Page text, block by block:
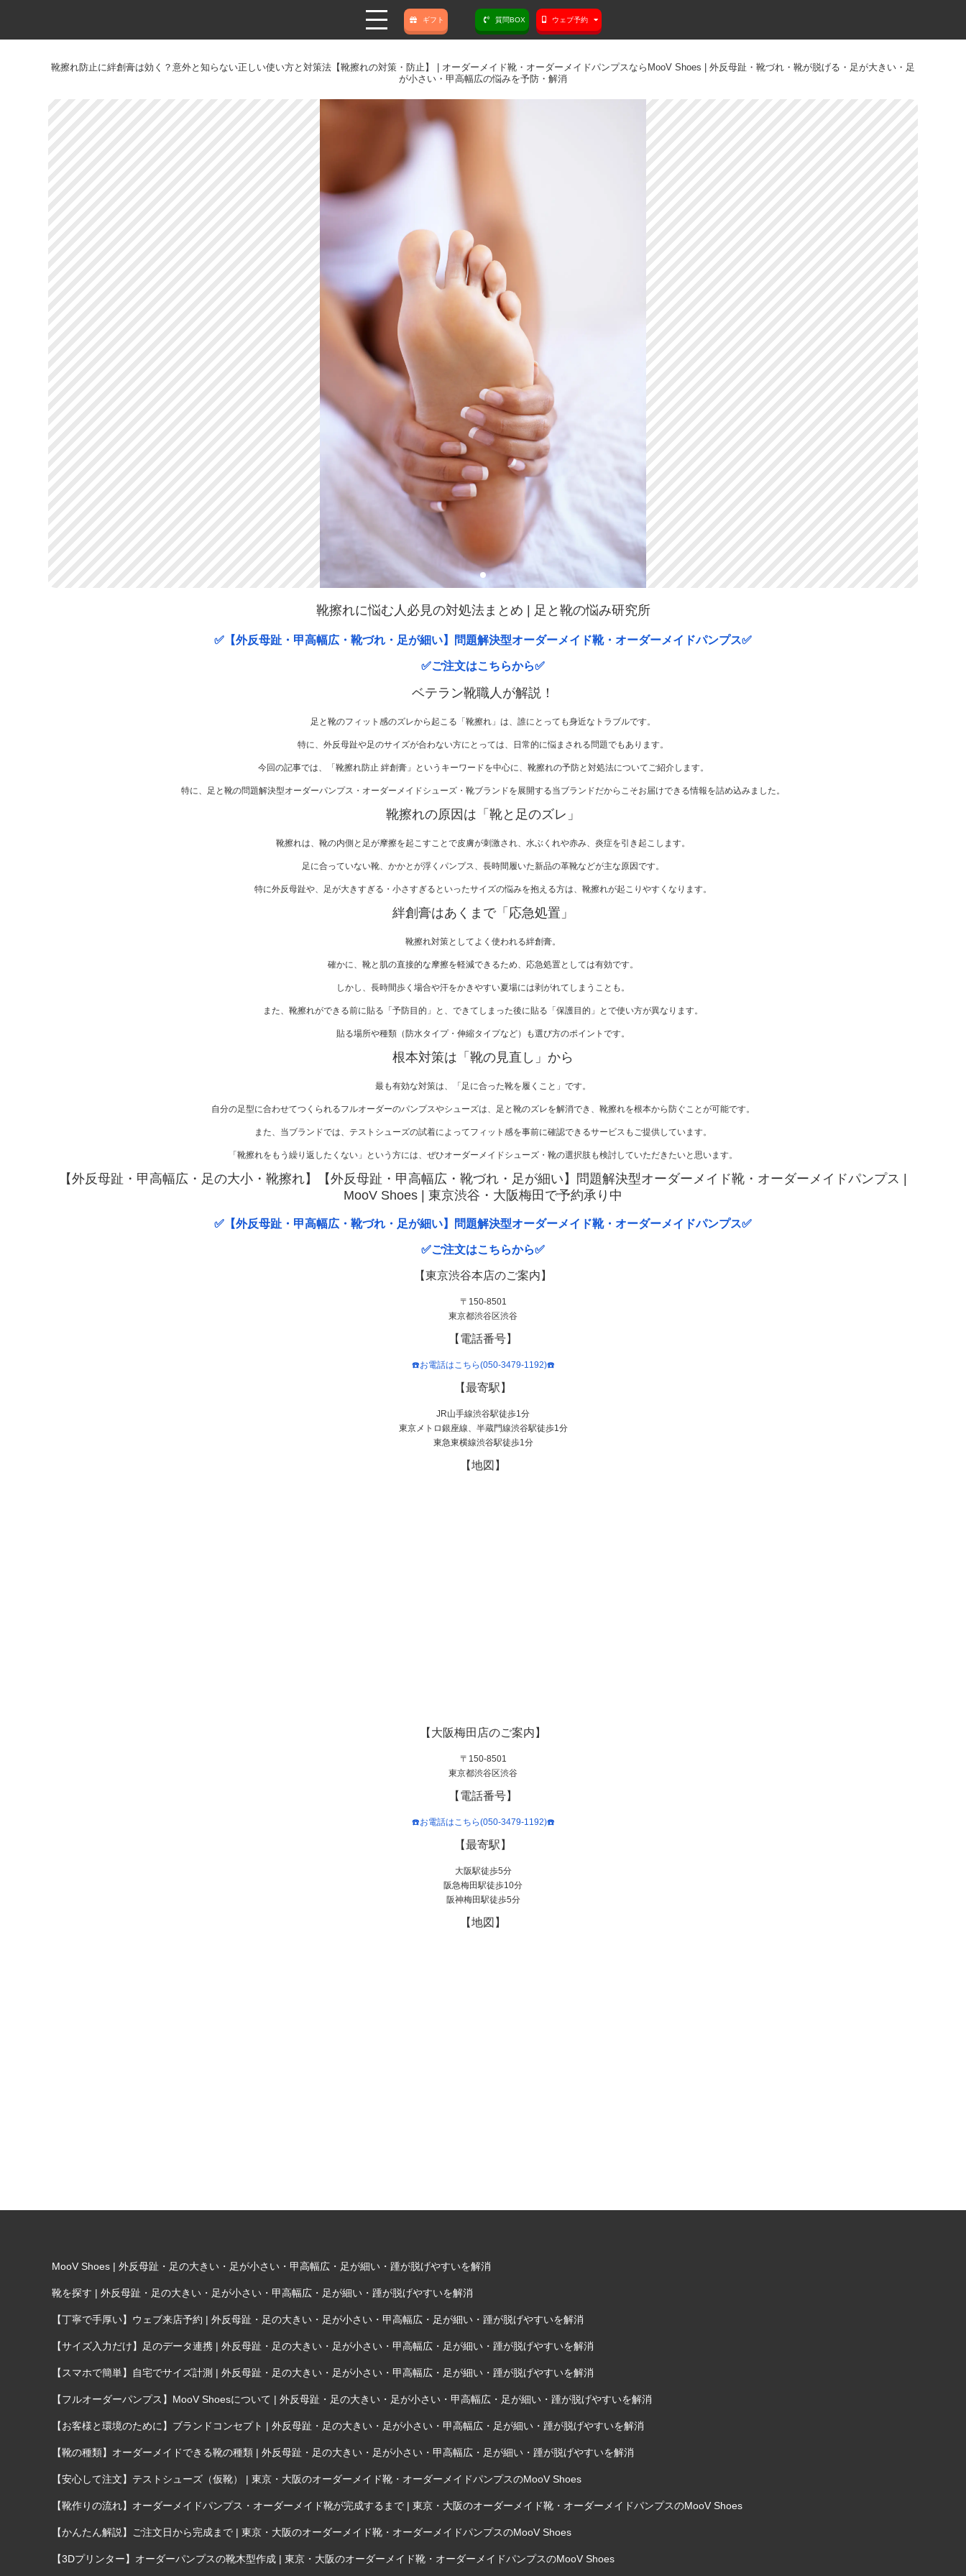
ギフト 質問BOX ウェブ予約
靴擦れ防止に絆創膏は効く？意外と知らない正しい使い方と対策法【靴擦れの対策・防止】 | オーダーメイド靴・オーダーメイドパンプスならMooV Shoes | 外反母趾・靴づれ・靴が脱げる・足が大きい・足
が小さい・甲高幅広の悩みを予防・解消
靴擦れに悩む人必見の対処法まとめ | 足と靴の悩み研究所
✅【外反母趾・甲高幅広・靴づれ・足が細い】問題解決型オーダーメイド靴・オーダーメイドパンプス✅
✅ご注文はこちらから✅
ベテラン靴職人が解説！
足と靴のフィット感のズレから起こる「靴擦れ」は、誰にとっても身近なトラブルです。
特に、外反母趾や足のサイズが合わない方にとっては、日常的に悩まされる問題でもあります。
今回の記事では、「靴擦れ防止 絆創膏」というキーワードを中心に、靴擦れの予防と対処法についてご紹介します。
特に、足と靴の問題解決型オーダーパンプス・オーダーメイドシューズ・靴ブランドを展開する当ブランドだからこそお届けできる情報を詰め込みました。
靴擦れの原因は「靴と足のズレ」
靴擦れは、靴の内側と足が摩擦を起こすことで皮膚が刺激され、水ぶくれや赤み、炎症を引き起こします。
足に合っていない靴、かかとが浮くパンプス、長時間履いた新品の革靴などが主な原因です。
特に外反母趾や、足が大きすぎる・小さすぎるといったサイズの悩みを抱える方は、靴擦れが起こりやすくなります。
絆創膏はあくまで「応急処置」
靴擦れ対策としてよく使われる絆創膏。
確かに、靴と肌の直接的な摩擦を軽減できるため、応急処置としては有効です。
しかし、長時間歩く場合や汗をかきやすい夏場には剥がれてしまうことも。
また、靴擦れができる前に貼る「予防目的」と、できてしまった後に貼る「保護目的」とで使い方が異なります。
貼る場所や種類（防水タイプ・伸縮タイプなど）も選び方のポイントです。
根本対策は「靴の見直し」から
最も有効な対策は、「足に合った靴を履くこと」です。
自分の足型に合わせてつくられるフルオーダーのパンプスやシューズは、足と靴のズレを解消でき、靴擦れを根本から防ぐことが可能です。
また、当ブランドでは、テストシューズの試着によってフィット感を事前に確認できるサービスもご提供しています。
「靴擦れをもう繰り返したくない」という方には、ぜひオーダーメイドシューズ・靴の選択肢も検討していただきたいと思います。
【外反母趾・甲高幅広・足の大小・靴擦れ】【外反母趾・甲高幅広・靴づれ・足が細い】問題解決型オーダーメイド靴・オーダーメイドパンプス |
MooV Shoes | 東京渋谷・大阪梅田で予約承り中
✅【外反母趾・甲高幅広・靴づれ・足が細い】問題解決型オーダーメイド靴・オーダーメイドパンプス✅
✅ご注文はこちらから✅
【東京渋谷本店のご案内】
〒150-8501
東京都渋谷区渋谷
【電話番号】
☎️お電話はこちら(050-3479-1192)☎️
【最寄駅】
JR山手線渋谷駅徒歩1分
東京メトロ銀座線、半蔵門線渋谷駅徒歩1分
東急東横線渋谷駅徒歩1分
【地図】
【大阪梅田店のご案内】
〒150-8501
東京都渋谷区渋谷
【電話番号】
☎️お電話はこちら(050-3479-1192)☎️
【最寄駅】
大阪駅徒歩5分
阪急梅田駅徒歩10分
阪神梅田駅徒歩5分
【地図】
MooV Shoes | 外反母趾・足の大きい・足が小さい・甲高幅広・足が細い・踵が脱げやすいを解消
靴を探す | 外反母趾・足の大きい・足が小さい・甲高幅広・足が細い・踵が脱げやすいを解消
【丁寧で手厚い】ウェブ来店予約 | 外反母趾・足の大きい・足が小さい・甲高幅広・足が細い・踵が脱げやすいを解消
【サイズ入力だけ】足のデータ連携 | 外反母趾・足の大きい・足が小さい・甲高幅広・足が細い・踵が脱げやすいを解消
【スマホで簡単】自宅でサイズ計測 | 外反母趾・足の大きい・足が小さい・甲高幅広・足が細い・踵が脱げやすいを解消
【フルオーダーパンプス】MooV Shoesについて | 外反母趾・足の大きい・足が小さい・甲高幅広・足が細い・踵が脱げやすいを解消
【お客様と環境のために】ブランドコンセプト | 外反母趾・足の大きい・足が小さい・甲高幅広・足が細い・踵が脱げやすいを解消
【靴の種類】オーダーメイドできる靴の種類 | 外反母趾・足の大きい・足が小さい・甲高幅広・足が細い・踵が脱げやすいを解消
【安心して注文】テストシューズ（仮靴） | 東京・大阪のオーダーメイド靴・オーダーメイドパンプスのMooV Shoes
【靴作りの流れ】オーダーメイドパンプス・オーダーメイド靴が完成するまで | 東京・大阪のオーダーメイド靴・オーダーメイドパンプスのMooV Shoes
【かんたん解説】ご注文日から完成まで | 東京・大阪のオーダーメイド靴・オーダーメイドパンプスのMooV Shoes
【3Dプリンター】オーダーパンプスの靴木型作成 | 東京・大阪のオーダーメイド靴・オーダーメイドパンプスのMooV Shoes